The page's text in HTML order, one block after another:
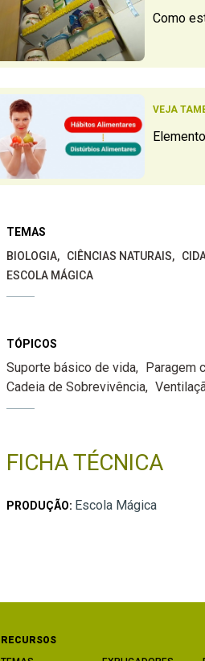
Como
VEJA
TEMAS
BIOLOGIA
CIÊNCIAS NATURAIS
ESCOLA MÁGICA
TÓPICOS
Suporte básico de vida Paragem
Cadeia de Sobrevivência
FICHA TÉCNICA
PRODUÇÃO: Escola Mágica
RECURSOS